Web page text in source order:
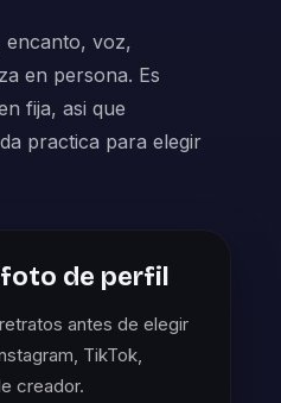
encanto, voz,
en persona. Es
fija, asi que
practica para elegir
de perfil
antes de elegir
TikTok,
creador.